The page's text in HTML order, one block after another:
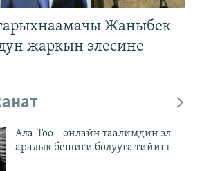
Жаныбек
жаркын элесине
Ала-Тоо – онлайн таалимдин эл
аралык бешиги болууга тийиш